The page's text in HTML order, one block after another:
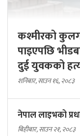
कश्मीरको
पाइएपछि
दुई युवकको
शनिबार, साउन १६, २०८३
नेपाल लाइभको
बिहीबार, साउन २१, २०८३